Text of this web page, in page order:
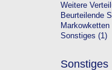
Weitere
Beurteilende
Markowketten
Sonstiges (1)
Sonstiges